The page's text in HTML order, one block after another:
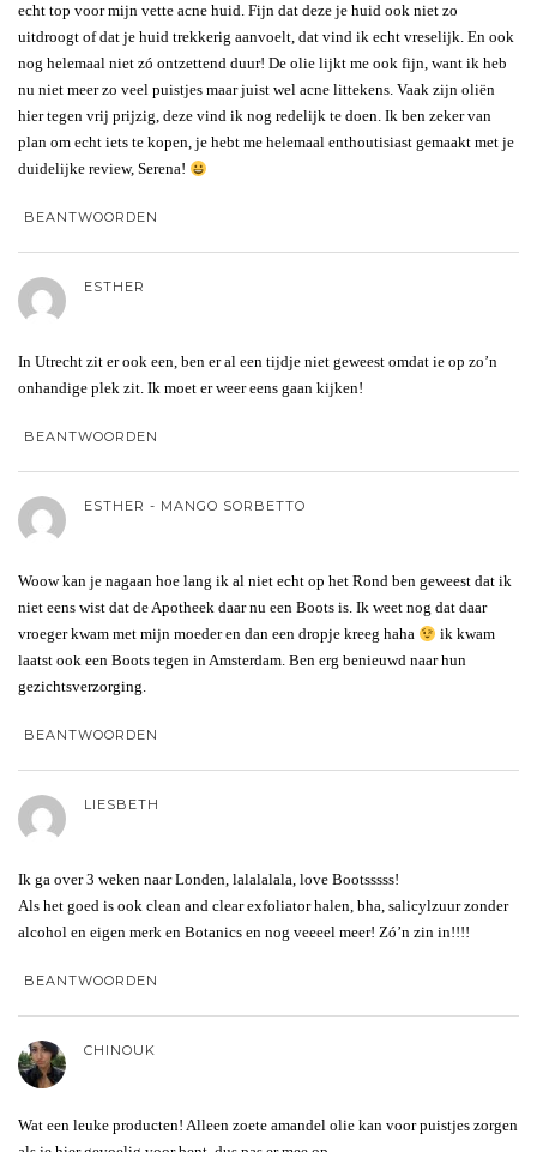
echt top voor mijn vette acne huid. Fijn dat deze je huid ook niet zo
uitdroogt of dat je huid trekkerig aanvoelt, dat vind ik echt vreselijk. En ook
nog helemaal niet zó ontzettend duur! De olie lijkt me ook fijn, want ik heb
nu niet meer zo veel puistjes maar juist wel acne littekens. Vaak zijn oliën
hier tegen vrij prijzig, deze vind ik nog redelijk te doen. Ik ben zeker van
plan om echt iets te kopen, je hebt me helemaal enthoutisiast gemaakt met je
duidelijke review, Serena!
BEANTWOORDEN
ESTHER
In Utrecht zit er ook een, ben er al een tijdje niet geweest omdat ie op zo’n
onhandige plek zit. Ik moet er weer eens gaan kijken!
BEANTWOORDEN
ESTHER - MANGO SORBETTO
Woow kan je nagaan hoe lang ik al niet echt op het Rond ben geweest dat ik
niet eens wist dat de Apotheek daar nu een Boots is. Ik weet nog dat daar
vroeger kwam met mijn moeder en dan een dropje kreeg haha
ik kwam
laatst ook een Boots tegen in Amsterdam. Ben erg benieuwd naar hun
gezichtsverzorging.
BEANTWOORDEN
LIESBETH
Ik ga over 3 weken naar Londen, lalalalala, love Bootsssss!
Als het goed is ook clean and clear exfoliator halen, bha, salicylzuur zonder
alcohol en eigen merk en Botanics en nog veeeel meer! Zó’n zin in!!!!
BEANTWOORDEN
CHINOUK
Wat een leuke producten! Alleen zoete amandel olie kan voor puistjes zorgen